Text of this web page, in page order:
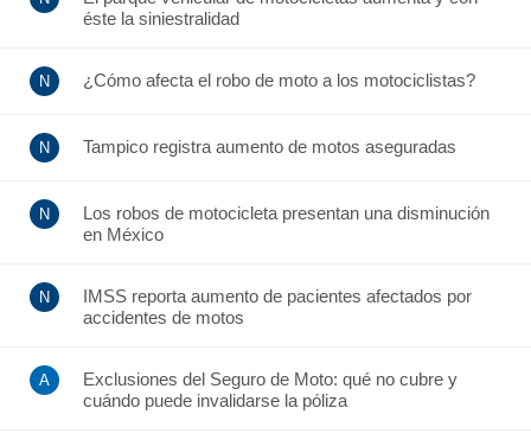
éste la siniestralidad
¿Cómo afecta el robo de moto a los motociclistas?
Tampico registra aumento de motos aseguradas
Los robos de motocicleta presentan una disminución
en México
IMSS reporta aumento de pacientes afectados por
accidentes de motos
Exclusiones del Seguro de Moto: qué no cubre y
cuándo puede invalidarse la póliza